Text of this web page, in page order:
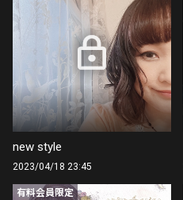
new style
2023/04/18 23:45
有料会員限定